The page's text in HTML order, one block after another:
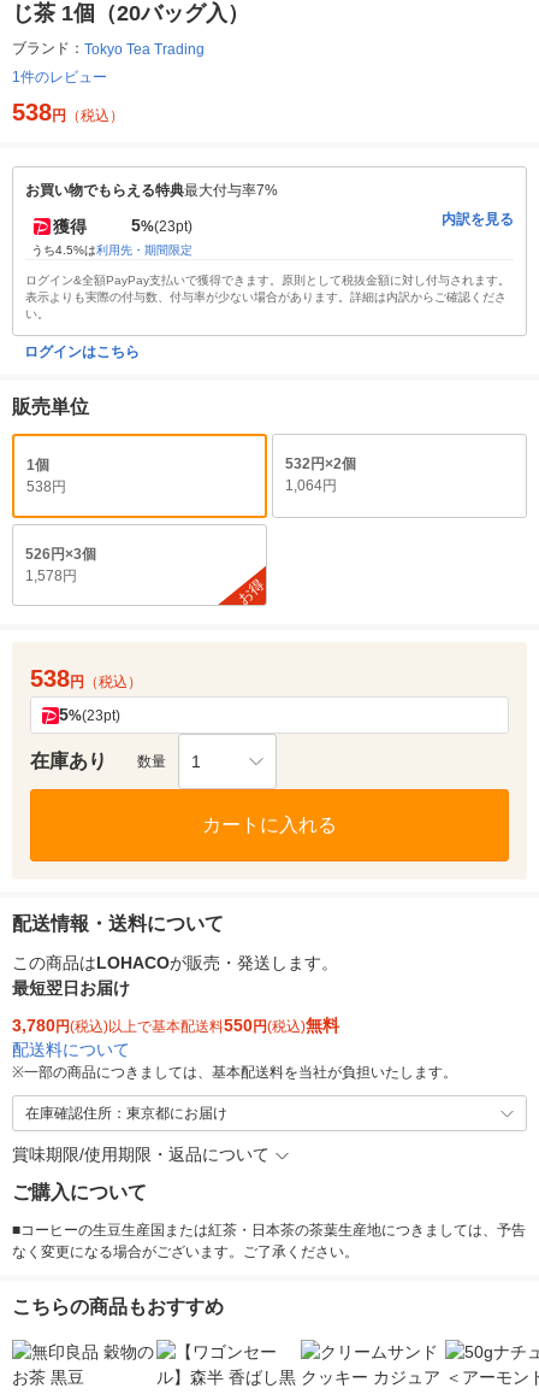
じ茶 1個（20バッグ入）
ブランド： Tokyo Tea Trading
1件のレビュー
538円 （税込）
お買い物でもらえる特典最大付与率7%
獲得 5%(23pt)
うち4.5%は利用先・期間限定
内訳を見る
ログイン&全額PayPay支払いで獲得できます。原則として税抜金額に対し付与されます。
表示よりも実際の付与数、付与率が少ない場合があります。詳細は内訳からご確認くださ
い。
ログインはこちら
販売単位
1個
538円
532円×2個
1,064円
526円×3個
1,578円
お得
538円 （税込）
5%(23pt)
在庫あり 数量 1
カートに入れる
配送情報・送料について
この商品はLOHACOが販売・発送します。
最短翌日お届け
3,780円(税込)以上で基本配送料550円(税込)無料
配送料について
※一部の商品につきましては、基本配送料を当社が負担いたします。
在庫確認住所：東京都にお届け
賞味期限/使用期限・返品について
ご購入について
■コーヒーの生豆生産国または紅茶・日本茶の茶葉生産地につきましては、予告
なく変更になる場合がございます。ご了承ください。
こちらの商品もおすすめ